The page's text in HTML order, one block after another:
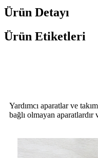
Ürün Detayı
Ürün Etiketleri
Yardımcı aparatlar ve
bağlı olmayan aparatlardır